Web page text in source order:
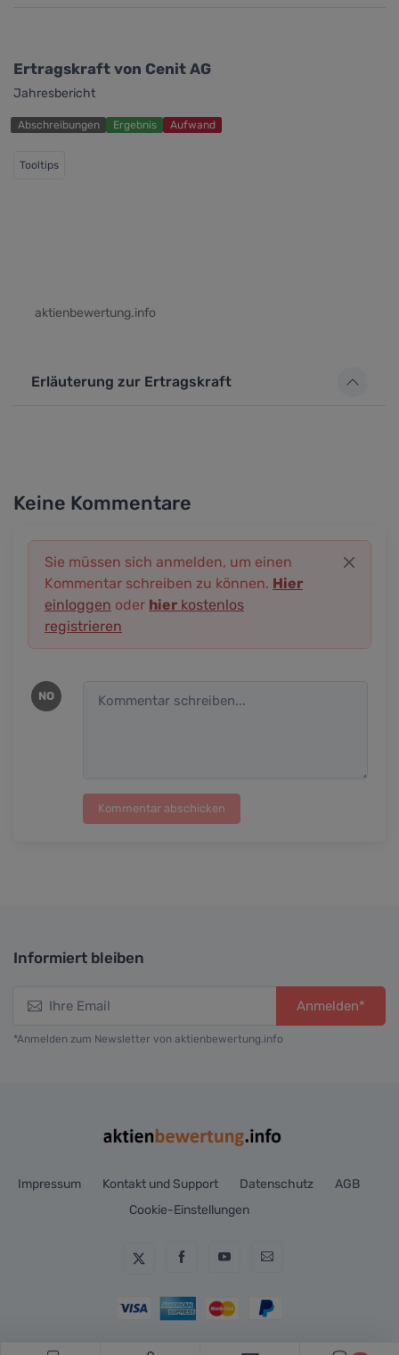
Ertragskraft von Cenit AG
Jahresbericht
Abschreibungen Ergebnis Aufwand
Tooltips
aktienbewertung.info
Erläuterung zur Ertragskraft
Keine Kommentare
Sie müssen sich anmelden, um einen
Kommentar schreiben zu können. Hier
einloggen oder hier kostenlos
registrieren
NO
Kommentar abschicken
Informiert bleiben
Anmelden*
*Anmelden zum Newsletter von aktienbewertung.info
Impressum Kontakt und Support Datenschutz
AGB
Cookie-Einstellungen